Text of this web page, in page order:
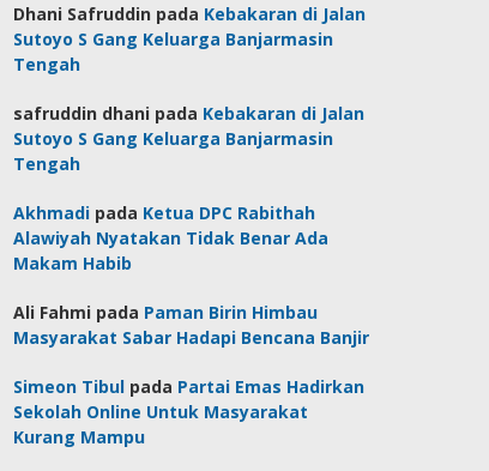
Dhani Safruddin pada Kebakaran di Jalan
Sutoyo S Gang Keluarga Banjarmasin
Tengah
safruddin dhani pada Kebakaran di Jalan
Sutoyo S Gang Keluarga Banjarmasin
Tengah
Akhmadi pada Ketua DPC Rabithah
Alawiyah Nyatakan Tidak Benar Ada
Makam Habib
Ali Fahmi pada Paman Birin Himbau
Masyarakat Sabar Hadapi Bencana Banjir
Simeon Tibul pada Partai Emas Hadirkan
Sekolah Online Untuk Masyarakat
Kurang Mampu